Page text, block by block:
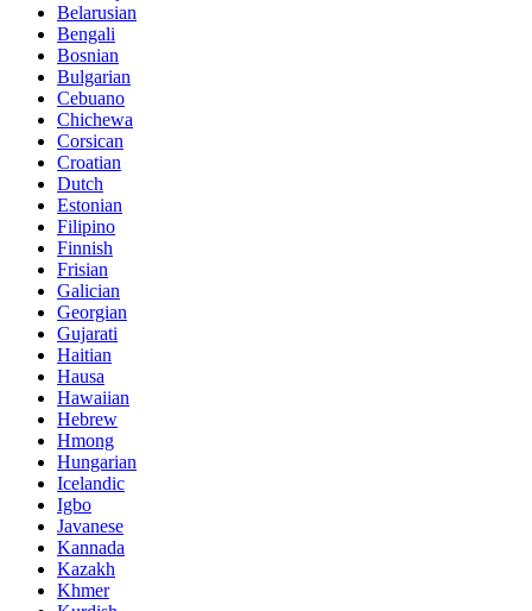
Belarusian
Bengali
Bosnian
Bulgarian
Cebuano
Chichewa
Corsican
Croatian
Dutch
Estonian
Filipino
Finnish
Frisian
Galician
Georgian
Gujarati
Haitian
Hausa
Hawaiian
Hebrew
Hmong
Hungarian
Icelandic
Igbo
Javanese
Kannada
Kazakh
Khmer